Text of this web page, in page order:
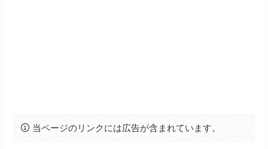
当ページのリンクには広告が含まれています。